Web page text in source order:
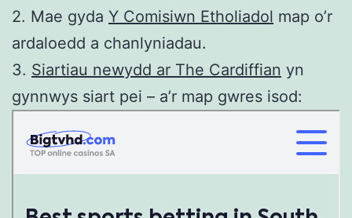
2. Mae gyda Y Comisiwn Etholiadol map o’r
ardaloedd a chanlyniadau.
3. Siartiau newydd ar The Cardiffian yn
gynnwys siart pei – a’r map gwres isod: